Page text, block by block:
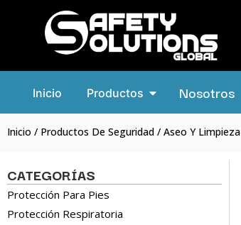
Inicio Productos Nosotros
Inicio / Productos De Seguridad / Aseo Y Limpieza
CATEGORÍAS
Protección Para Pies
Protección Respiratoria